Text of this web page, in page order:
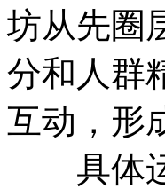
坊从先圈
分和人群
互动，形
具体运